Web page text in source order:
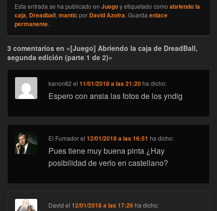
Esta entrada se ha publicado en Juegoy etiquetado como abriendo la
caja, Dreadball, mantic por David Azofra. Guarda enlace
permanente.
3 comentarios en «[Juego] Abriendo la caja de DreadBall,
segunda edición (parte 1 de 2)»
kanon82 el11/01/2018 a las 21:20 ha dicho:
Espero con ansia las fotos de los yndig
El Fumadorel12/01/2018 a las 16:51 ha dicho:
Pues tiene muy buena pinta ¿Hay
posibilidad de verlo en castellano?
David el12/01/2018 a las 17:26 ha dicho: